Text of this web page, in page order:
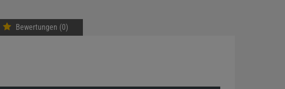
Bewertungen (0)